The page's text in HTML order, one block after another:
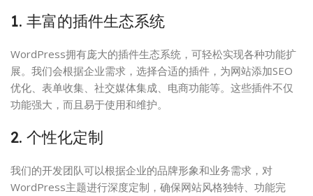
1. 丰富的插件生态系统
WordPress拥有庞大的插件生态系统，可轻松实现各种功能扩
展。我们会根据企业需求，选择合适的插件，为网站添加SEO
优化、表单收集、社交媒体集成、电商功能等。这些插件不仅
功能强大，而且易于使用和维护。
2. 个性化定制
我们的开发团队可以根据企业的品牌形象和业务需求，对
WordPress主题进行深度定制，确保网站风格独特、功能完